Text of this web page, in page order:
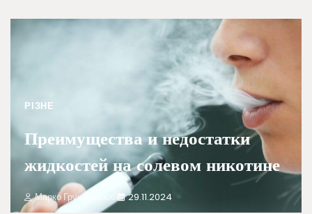
РІЗНЕ
Преимущества и недостатки
жидкостей на солевом никотине
Марко Грушевський 29.11.2024